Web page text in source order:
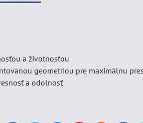
a životnosťou
geometriou pre maximálnu
a odolnosť